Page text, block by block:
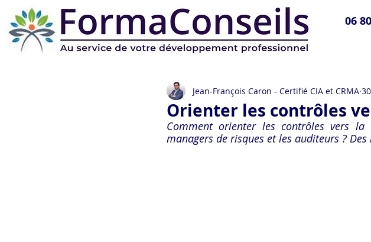
06
Orienter les contrôles
Jean-François Caron - Certifié CIA et CRMA
Comment orienter les contrôles vers
managers de risques et les auditeurs ?